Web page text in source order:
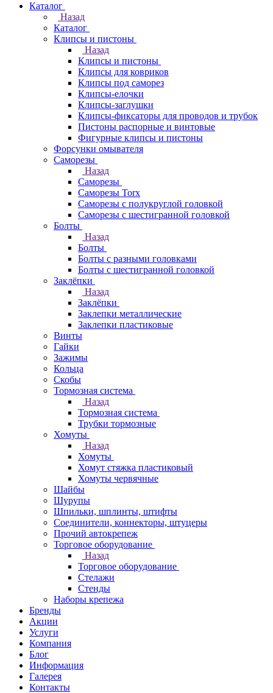
Каталог
Назад
Каталог
Клипсы и пистоны
Назад
Клипсы и пистоны
Клипсы для ковриков
Клипсы под саморез
Клипсы-елочки
Клипсы-заглушки
Клипсы-фиксаторы для проводов и трубок
Пистоны распорные и винтовые
Фигурные клипсы и пистоны
Форсунки омывателя
Саморезы
Назад
Саморезы
Саморезы Torx
Саморезы с полукруглой головкой
Саморезы с шестигранной головкой
Болты
Назад
Болты
Болты с разными головками
Болты с шестигранной головкой
Заклёпки
Назад
Заклёпки
Заклепки металлические
Заклепки пластиковые
Винты
Гайки
Зажимы
Кольца
Скобы
Тормозная система
Назад
Тормозная система
Трубки тормозные
Хомуты
Назад
Хомуты
Хомут стяжка пластиковый
Хомуты червячные
Шайбы
Шурупы
Шпильки, шплинты, штифты
Соединители, коннекторы, штуцеры
Прочий автокрепеж
Торговое оборудование
Назад
Торговое оборудование
Стелажи
Стенды
Наборы крепежа
Бренды
Акции
Услуги
Компания
Блог
Информация
Галерея
Контакты